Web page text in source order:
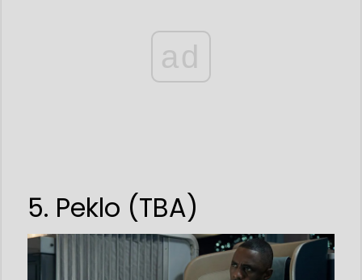
ad
5. Peklo (TBA)